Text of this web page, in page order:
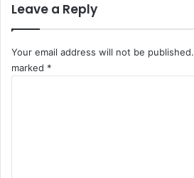
Leave a Reply
Your email address will not be published.
marked *